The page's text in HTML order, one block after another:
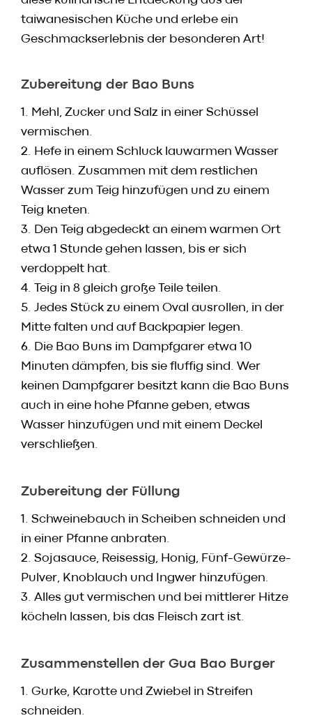
taiwanesischen Küche und erlebe ein
Geschmackserlebnis der besonderen Art!
Zubereitung der Bao Buns
1. Mehl, Zucker und Salz in einer Schüssel
vermischen.
2. Hefe in einem Schluck lauwarmen Wasser
auflösen. Zusammen mit dem restlichen
Wasser zum Teig hinzufügen und zu einem
Teig kneten.
3. Den Teig abgedeckt an einem warmen Ort
etwa 1 Stunde gehen lassen, bis er sich
verdoppelt hat.
4. Teig in 8 gleich große Teile teilen.
5. Jedes Stück zu einem Oval ausrollen, in der
Mitte falten und auf Backpapier legen.
6. Die Bao Buns im Dampfgarer etwa 10
Minuten dämpfen, bis sie fluffig sind. Wer
keinen Dampfgarer besitzt kann die Bao Buns
auch in eine hohe Pfanne geben, etwas
Wasser hinzufügen und mit einem Deckel
verschließen.
Zubereitung der Füllung
1. Schweinebauch in Scheiben schneiden und
in einer Pfanne anbraten.
2. Sojasauce, Reisessig, Honig, Fünf-Gewürze-
Pulver, Knoblauch und Ingwer hinzufügen.
3. Alles gut vermischen und bei mittlerer Hitze
köcheln lassen, bis das Fleisch zart ist.
Zusammenstellen der Gua Bao Burger
1. Gurke, Karotte und Zwiebel in Streifen
schneiden.